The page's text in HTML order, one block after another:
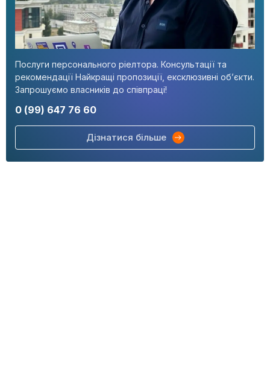
Послуги персонального ріелтора. Консультації та
рекомендації Найкращі пропозиції, ексклюзивні об’єкти.
Запрошуємо власників до співпраці!
0 (99) 647 76 60
Дізнатися більше